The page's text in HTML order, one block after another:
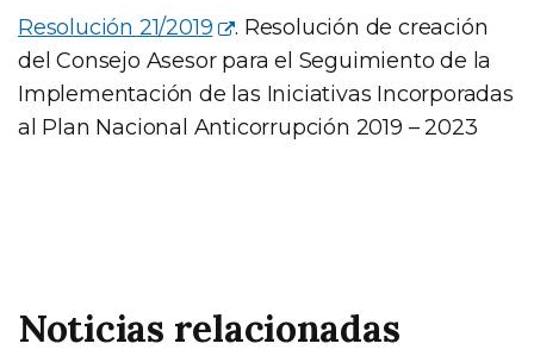
Resolución 21/2019
. Resolución de creación
del Consejo Asesor para el Seguimiento de la
Implementación de las Iniciativas Incorporadas
al Plan Nacional Anticorrupción 2019 – 2023
Noticias relacionadas